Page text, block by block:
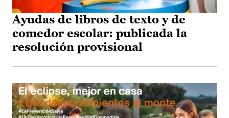
Ayudas de libros de texto y de
comedor escolar: publicada la
resolución provisional